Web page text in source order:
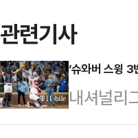
관련기사
‘슈와버 스윙
내셔널리
내셔널리